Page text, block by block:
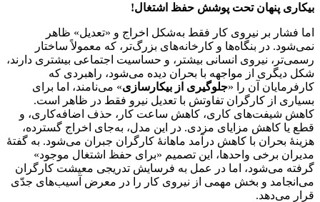
بیکاری پنهان تحت پوشش حفظ اشتغال!
اما فشار بر نیروی کار فقط به‌شکل اخراج و «تعدیل» ظاهر
نمی‌شود. در بنگاه‌ها و کارخانه‌های بزرگ‌تر، که معمولاً ساختار
رسمی‌تر، نیروی انسانی بیشتر، و حساسیت اجتماعی بیشتری دارند،
شکل دیگری از مواجهه با بحران دیده می‌شود، راهبردی که
کارفرمایان آن را «جلوگیری از بیکارسازی» می‌نامند، اما برای
بسیاری از کارگران تفاوتش با تعدیل نیرو فقط در ظاهر است.
کاهش شیفت‌های کاری، کاهش ساعت کار، حذف اضافه‌کاری، و
قطع یا کاهش مزایای مزدی. در این مدل، به‌جای اخراج گسترده،
هزینهٔ بحران با کاهش درآمد ماهانهٔ کارگران جبران می‌شود. به گفتهٔ
مدیران برخی واحدها، این تصمیم «برای حفظ اشتغال موجود»
گرفته می‌شود، اما در عمل به فرسایش تدریجی معیشت کارگران
می‌انجامد و بخش مهمی از نیروی کار را در معرض آسیب‌های جدّی
قرار می‌دهد.